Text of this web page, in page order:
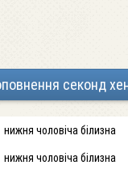
секонд
нижня чоловіча білизна
нижня чоловіча білизна